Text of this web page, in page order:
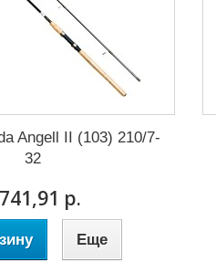
Angell II (103) 210/7-
32
р.
Еще